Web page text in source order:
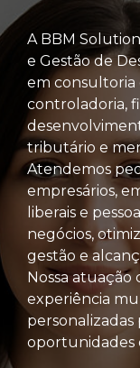
A BBM
e Gestão de
em consultoria
controladoria,
tributário e
Atendemos
empresários,
liberais e
negócios,
gestão e
Nossa
experiência
personalizadas
oportunidades